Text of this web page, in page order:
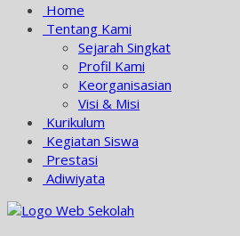
Home
Tentang Kami
Sejarah Singkat
Profil Kami
Keorganisasian
Visi & Misi
Kurikulum
Kegiatan Siswa
Prestasi
Adiwiyata